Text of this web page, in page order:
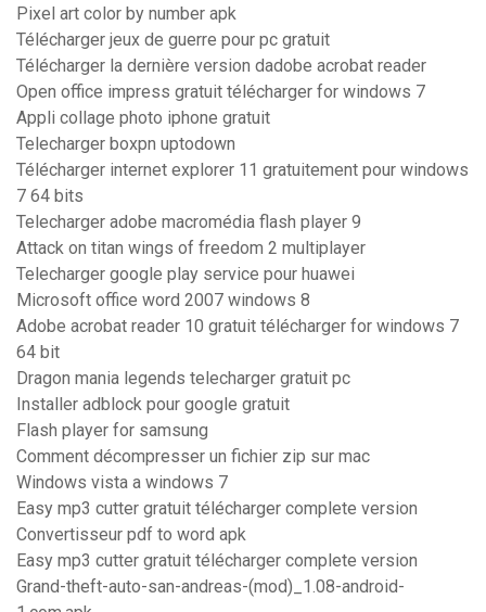
Pixel art color by number apk
Télécharger jeux de guerre pour pc gratuit
Télécharger la dernière version dadobe acrobat reader
Open office impress gratuit télécharger for windows 7
Appli collage photo iphone gratuit
Telecharger boxpn uptodown
Télécharger internet explorer 11 gratuitement pour windows
7 64 bits
Telecharger adobe macromédia flash player 9
Attack on titan wings of freedom 2 multiplayer
Telecharger google play service pour huawei
Microsoft office word 2007 windows 8
Adobe acrobat reader 10 gratuit télécharger for windows 7
64 bit
Dragon mania legends telecharger gratuit pc
Installer adblock pour google gratuit
Flash player for samsung
Comment décompresser un fichier zip sur mac
Windows vista a windows 7
Easy mp3 cutter gratuit télécharger complete version
Convertisseur pdf to word apk
Easy mp3 cutter gratuit télécharger complete version
Grand-theft-auto-san-andreas-(mod)_1.08-android-